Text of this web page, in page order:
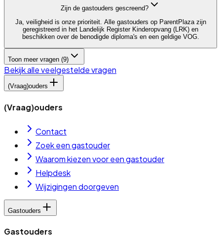
Zijn de gastouders gescreend?
Ja, veiligheid is onze prioriteit. Alle gastouders op ParentPlaza zijn
geregistreerd in het Landelijk Register Kinderopvang (LRK) en
beschikken over de benodigde diploma's en een geldige VOG.
Toon meer vragen (9)
Bekijk alle veelgestelde vragen
(Vraag)ouders
(Vraag)ouders
Contact
Zoek een gastouder
Waarom kiezen voor een gastouder
Helpdesk
Wijzigingen doorgeven
Gastouders
Gastouders